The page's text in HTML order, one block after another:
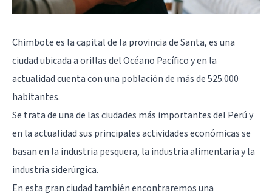
Chimbote es la capital de la provincia de Santa, es una
ciudad ubicada a orillas del Océano Pacífico y en la
actualidad cuenta con una población de más de 525.000
habitantes.
Se trata de una de las ciudades más importantes del Perú y
en la actualidad sus principales actividades económicas se
basan en la industria pesquera, la industria alimentaria y la
industria siderúrgica.
En esta gran ciudad también encontraremos una